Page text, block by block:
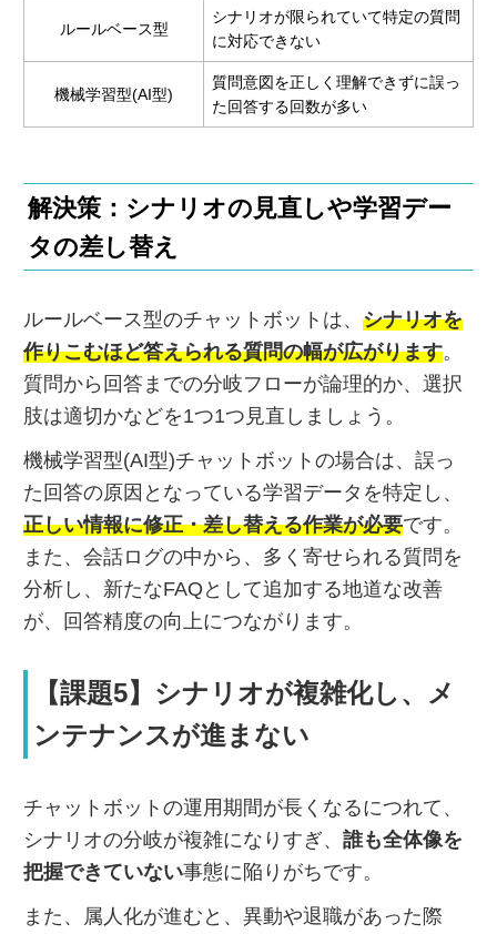
ルールベース型
シナリオが限られていて特定の質問
に対応できない
機械学習型(AI型)
質問意図を正しく理解できずに誤っ
た回答する回数が多い
解決策：シナリオの見直しや学習デー
タの差し替え
ルールベース型のチャットボットは、 シナリオを
作りこむほど答えられる質問の幅が広がります。
質問から回答までの分岐フローが論理的か、選択
肢は適切かなどを1つ1つ見直しましょう。
機械学習型(AI型)チャットボットの場合は、誤っ
た回答の原因となっている学習データを特定し、
正しい情報に修正・差し替える作業が必要です。
また、会話ログの中から、多く寄せられる質問を
分析し、新たなFAQとして追加する地道な改善
が、回答精度の向上につながります。
【課題5】シナリオが複雑化し、メ
ンテナンスが進まない
チャットボットの運用期間が長くなるにつれて、
シナリオの分岐が複雑になりすぎ、 誰も全体像を
把握できていない事態に陥りがちです。
また、属人化が進むと、異動や退職があった際